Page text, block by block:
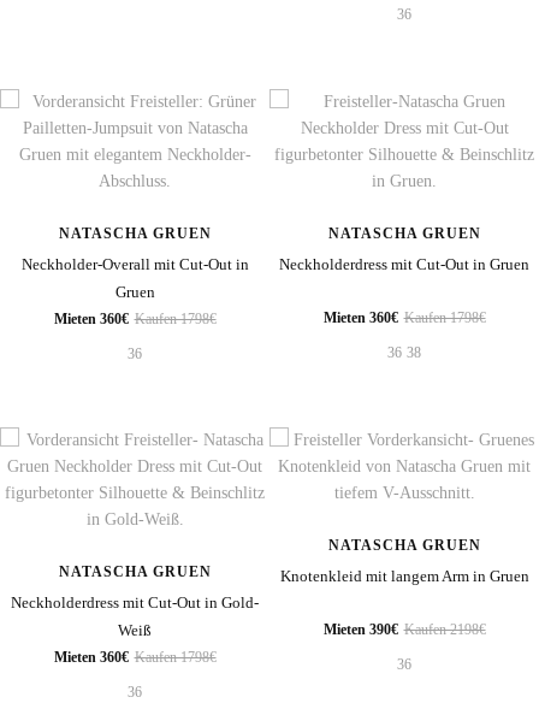
36
NATASCHA GRUEN
Neckholder-Overall mit Cut-Out in
Gruen
Mieten 360€ Kaufen 1798€
36
NATASCHA GRUEN
Neckholderdress mit Cut-Out in Gruen
Mieten 360€ Kaufen 1798€
36 38
NATASCHA GRUEN
Neckholderdress mit Cut-Out in Gold-
Weiß
Mieten 360€ Kaufen 1798€
36
NATASCHA GRUEN
Knotenkleid mit langem Arm in Gruen
Mieten 390€ Kaufen 2198€
36